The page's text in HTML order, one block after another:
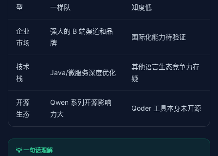
            bugs.extend(found)
        llm_findings =
self
.llm(llm_prompt)
        bugs.extend(
        bugs =
._deduplicate(bugs)
        bugs.sort(key=
lambda b: { "critical" : 0,
_check_null_pointer(
# 检查空指针风险：变量使用前是否判空
def _check_resource_leak(self, code: str) ->
# 检查资源泄漏：打开的文件/连接是否关闭
型
一梯队
知度低
企业
市场
强大的 B 端渠道和品
牌
国际化能力待验证
技术
栈
Java/微服务深度优化
其他语言生态竞争力存
疑
开源
生态
Qwen 系列开源影响
力大
Qoder 工具本身未开源
💡 一句话理解